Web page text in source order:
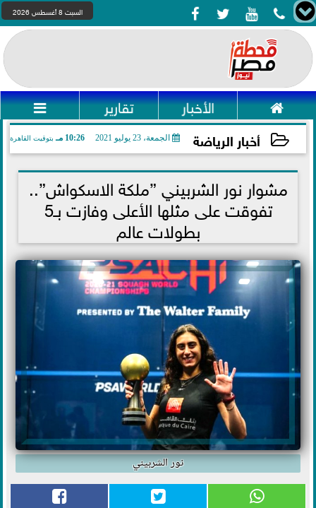
    السبت 8 أغسطس 2026
 الأخبار تقارير 
أخبار الرياضة الجمعة، 23 يوليو 2021 10:26 مـ بتوقيت القاهرة
2021-07-23 22:26:17
مشوار نور الشربيني ”ملكة الاسكواش”..
تفوقت على مثلها الأعلى وفازت بـ5
بطولات عالم
نور الشربيني